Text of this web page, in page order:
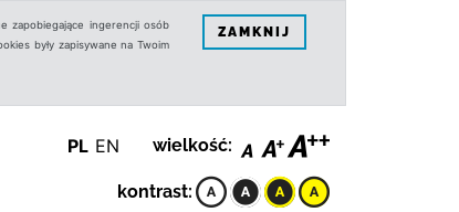
zapobiegające ingerencji osób
były zapisywane na Twoim
ZAMKNIJ
PL EN wielkość:
kontrast: